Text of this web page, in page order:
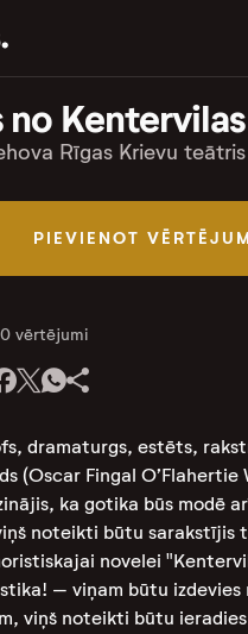
no Kentervilas
Rīgas Krievu teātris
PIEVIENOT
vērtējumi
dramaturgs, estēts,
(Oscar Fingal O’Flahertie
ka gotika būs modē
noteikti būtu sarakstījis
novelei
– viņam būtu izdevies
viņš noteikti būtu